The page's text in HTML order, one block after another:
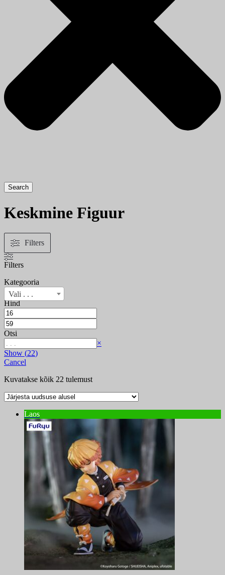
Search
Keskmine Figuur
Filters
Filters
Kategooria
Vali . . .
Hind
Otsi
×
Show (22)
Cancel
Kuvatakse kõik 22 tulemustSorditud
Laos